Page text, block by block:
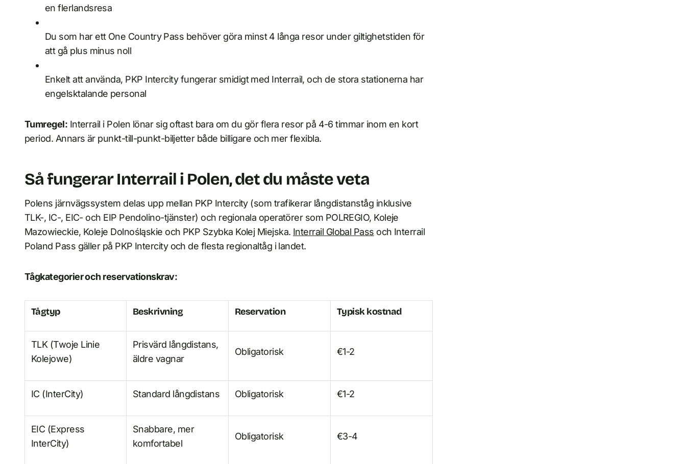
en flerlandsresa
Du som har ett One Country Pass behöver göra minst 4 långa resor under giltighetstiden för
att gå plus minus noll
Enkelt att använda, PKP Intercity fungerar smidigt med Interrail, och de stora stationerna har
engelsktalande personal
Tumregel: Interrail i Polen lönar sig oftast bara om du gör flera resor på 4-6 timmar inom en kort
period. Annars är punkt-till-punkt-biljetter både billigare och mer flexibla.
Så fungerar Interrail i Polen, det du måste veta
Polens järnvägssystem delas upp mellan PKP Intercity (som trafikerar långdistanståg inklusive
TLK-, IC-, EIC- och EIP Pendolino-tjänster) och regionala operatörer som POLREGIO, Koleje
Mazowieckie, Koleje Dolnośląskie och PKP Szybka Kolej Miejska. Interrail Global Pass och Interrail
Poland Pass gäller på PKP Intercity och de flesta regionaltåg i landet.
Tågkategorier och reservationskrav:
Tågtyp Beskrivning Reservation Typisk kostnad
TLK (Twoje Linie
Kolejowe)
Prisvärd långdistans,
äldre vagnar
Obligatorisk €1-2
IC (InterCity) Standard långdistans Obligatorisk €1-2
EIC (Express
InterCity)
Snabbare, mer
komfortabel
Obligatorisk €3-4